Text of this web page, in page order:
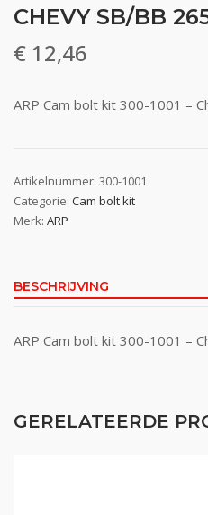
CHEVY SB/BB
€ 12,46
ARP Cam bolt kit 300-1001 –
Artikelnummer: 300-1001
Categorie: Cam bolt kit
Merk: ARP
BESCHRIJVING
ARP Cam bolt kit 300-1001 –
GERELATEERDE